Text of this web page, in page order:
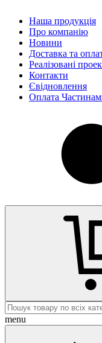
Наша продукція
Про компанію
Новини
Доставка та
Реалізовані
Контакти
Євідновлення
Оплата
menu